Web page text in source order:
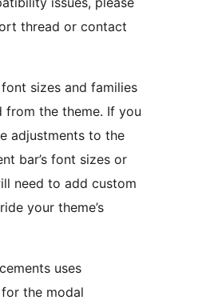
thread or contact
font sizes and families
from the theme. If you
adjustments to the
bar’s font sizes or
need to add custom
your theme’s
uses
the modal